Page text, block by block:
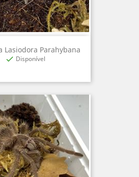
Lasiodora Parahybana
 Disponível